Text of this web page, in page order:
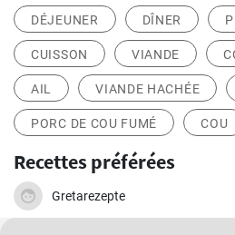
DÉJEUNER DÎNER
CUISSON VIANDE
AIL VIANDE HACHÉE
PORC DE COU FUMÉ COU
Recettes préférées
Gretarezepte